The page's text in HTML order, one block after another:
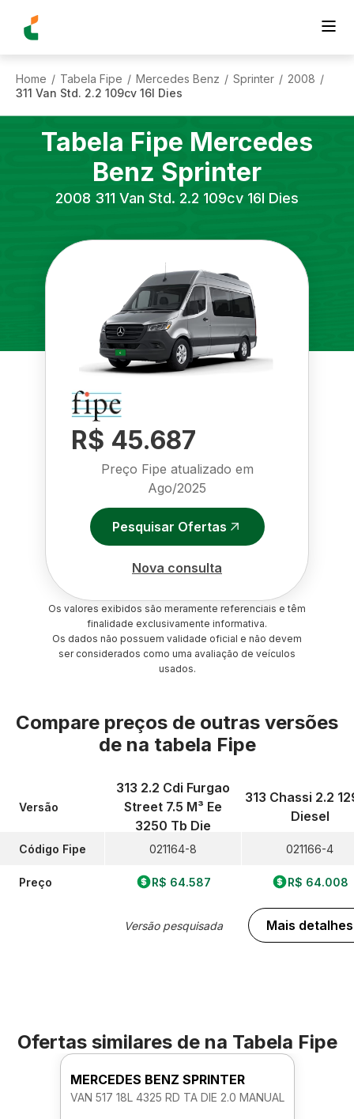
Home / Tabela Fipe / Mercedes Benz / Sprinter / 2008 /
311 Van Std. 2.2 109cv 16l Dies
Tabela Fipe Mercedes
Benz Sprinter
2008 311 Van Std. 2.2 109cv 16l Dies
R$ 45.687
Preço Fipe atualizado em
Ago/2025
Pesquisar Ofertas
Nova consulta
Os valores exibidos são meramente referenciais e têm
finalidade exclusivamente informativa.
Os dados não possuem validade oficial e não devem
ser considerados como uma avaliação de veículos
usados.
Compare preços de outras versões
de na tabela Fipe
Versão
Código Fipe
Preço
313 2.2 Cdi Furgao
Street 7.5 M³ Ee
3250 Tb Die
021164-8
R$ 64.587
Versão pesquisada
313 Chassi 2.2
Diesel
021166-4
R$ 64.008
Mais detalhes
Ofertas similares de na Tabela Fipe
MERCEDES BENZ SPRINTER
VAN 517 18L 4325 RD TA DIE 2.0 MANUAL